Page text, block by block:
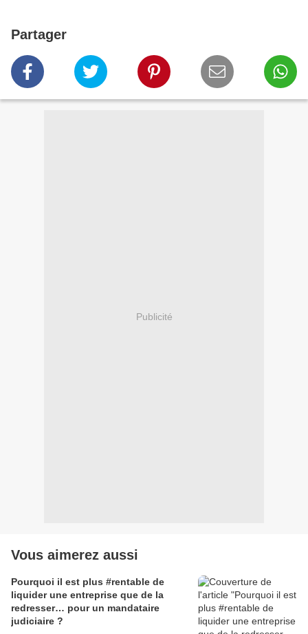
Partager
Publicité
Vous aimerez aussi
Pourquoi il est plus #rentable de
liquider une entreprise que de la
redresser… pour un mandataire
judiciaire ?